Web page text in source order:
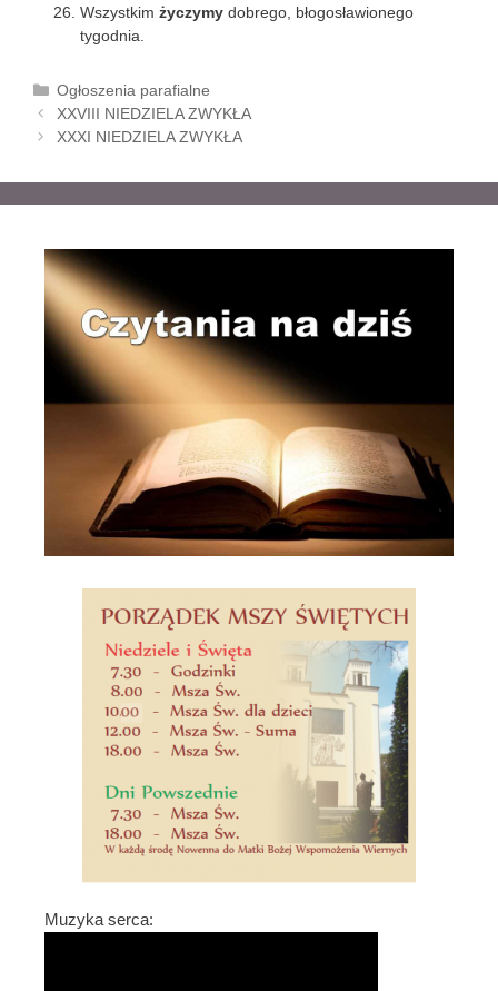
Wszystkim życzymy dobrego, błogosławionego
tygodnia.
K
a
t
g
o
i
e
Ogłoszenia parafialne
Z
o
a
c
XXVIII NIEDZIELA ZWYKŁA
XXXI NIEDZIELA ZWYKŁA
Muzyka serca: